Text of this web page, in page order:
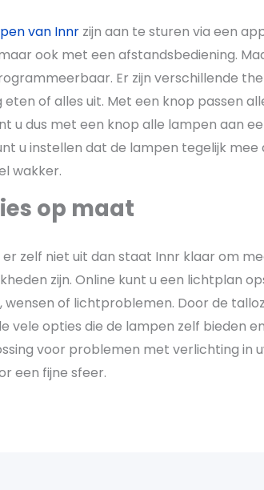
van Innrzijn aan te sturen via een
ook met een afstandsbediening.
Er zijn verschillende
eten of alles uit. Met een knop passen
u dus met een knop alle lampen aan
u instellen dat de lampen tegelijk mee
wakker.
op maat
er zelf niet uit dan staat Innr klaar om
zijn. Online kunt u een lichtplan
wensen of lichtproblemen. Door de
vele opties die de lampen zelf bieden
voor problemen met verlichting in
een fijne sfeer.